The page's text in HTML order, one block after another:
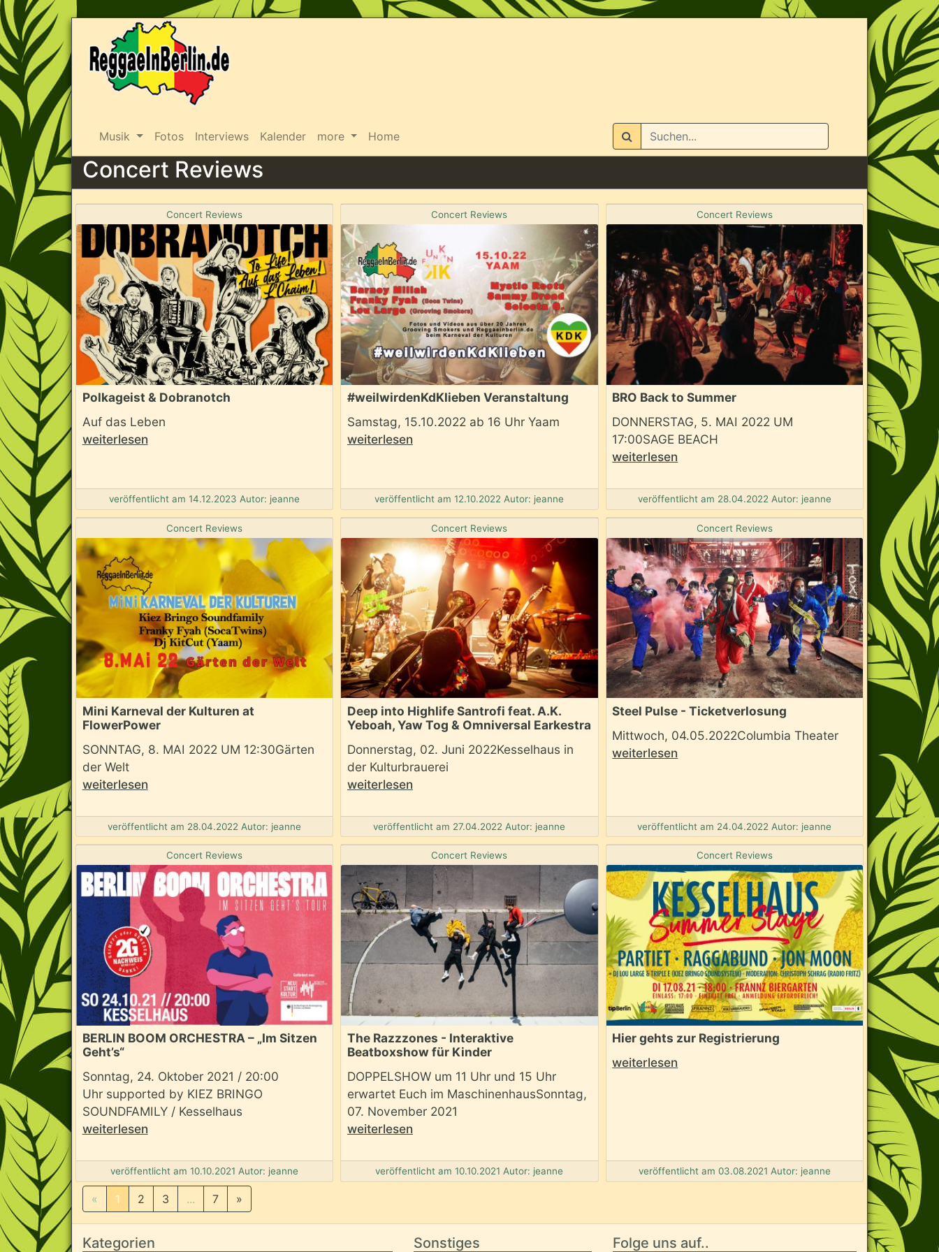
Musik Fotos Interviews Kalender more Home
Suchen
Concert Reviews
Concert Reviews
Polkageist & Dobranotch
Auf das Leben
weiterlesen
veröffentlicht am 14.12.2023 Autor: jeanne
Concert Reviews
#weilwirdenKdKlieben Veranstaltung
Samstag, 15.10.2022 ab 16 Uhr Yaam
weiterlesen
veröffentlicht am 12.10.2022 Autor: jeanne
Concert Reviews
BRO Back to Summer
DONNERSTAG, 5. MAI 2022 UM
17:00SAGE BEACH
weiterlesen
veröffentlicht am 28.04.2022 Autor: jeanne
Concert Reviews
Mini Karneval der Kulturen at
FlowerPower
SONNTAG, 8. MAI 2022 UM 12:30Gärten
der Welt
weiterlesen
veröffentlicht am 28.04.2022 Autor: jeanne
Concert Reviews
Deep into Highlife Santrofi feat. A.K.
Yeboah, Yaw Tog & Omniversal Earkestra
Donnerstag, 02. Juni 2022Kesselhaus in
der Kulturbrauerei
weiterlesen
veröffentlicht am 27.04.2022 Autor: jeanne
Concert Reviews
Steel Pulse - Ticketverlosung
Mittwoch, 04.05.2022Columbia Theater
weiterlesen
veröffentlicht am 24.04.2022 Autor: jeanne
Concert Reviews
BERLIN BOOM ORCHESTRA – „Im Sitzen
Geht’s“
Sonntag, 24. Oktober 2021 / 20:00
Uhr supported by KIEZ BRINGO
SOUNDFAMILY / Kesselhaus
weiterlesen
veröffentlicht am 10.10.2021 Autor: jeanne
Concert Reviews
The Razzzones - Interaktive
Beatboxshow für Kinder
DOPPELSHOW um 11 Uhr und 15 Uhr
erwartet Euch im MaschinenhausSonntag,
07. November 2021
weiterlesen
veröffentlicht am 10.10.2021 Autor: jeanne
Concert Reviews
Hier gehts zur Registrierung
weiterlesen
veröffentlicht am 03.08.2021 Autor: jeanne
« 1 2 3 ... 7 »
Kategorien Sonstiges Folge uns auf..